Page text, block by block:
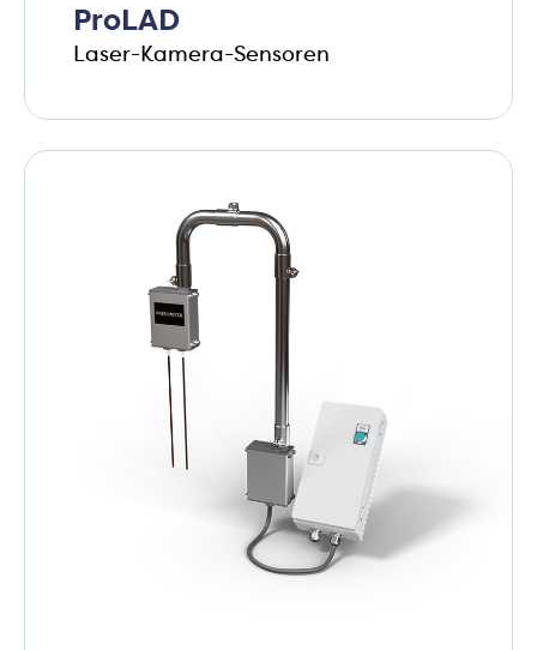
ProLAD
Laser-Kamera-Sensoren